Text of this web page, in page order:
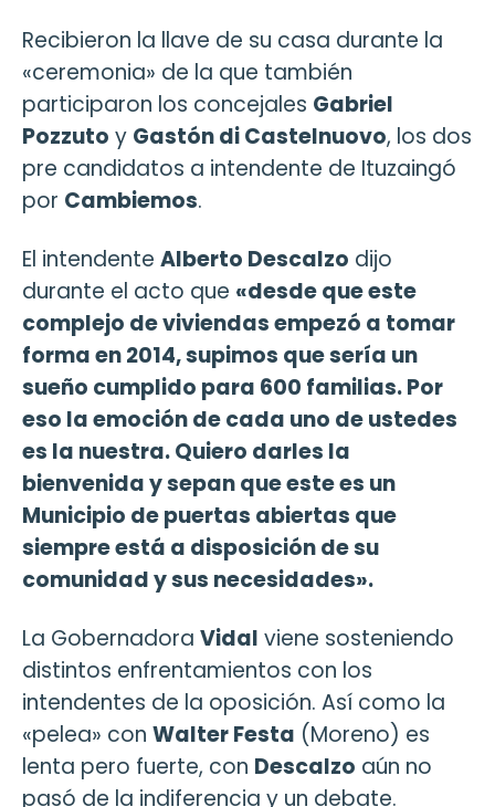
Recibieron la llave de su casa durante la
«ceremonia» de la que también
participaron los concejales Gabriel
Pozzuto y Gastón di Castelnuovo, los dos
pre candidatos a intendente de Ituzaingó
por Cambiemos.
El intendente Alberto Descalzo dijo
durante el acto que «desde que este
complejo de viviendas empezó a tomar
forma en 2014, supimos que sería un
sueño cumplido para 600 familias. Por
eso la emoción de cada uno de ustedes
es la nuestra. Quiero darles la
bienvenida y sepan que este es un
Municipio de puertas abiertas que
siempre está a disposición de su
comunidad y sus necesidades».
La Gobernadora Vidal viene sosteniendo
distintos enfrentamientos con los
intendentes de la oposición. Así como la
«pelea» con Walter Festa (Moreno) es
lenta pero fuerte, con Descalzo aún no
pasó de la indiferencia y un debate.